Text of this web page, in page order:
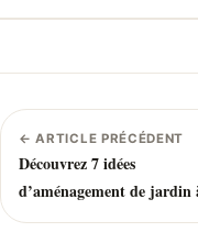
← ARTICLE PRÉCÉDENT
Découvrez 7 idées
d’aménagement de jardin
la scandinave